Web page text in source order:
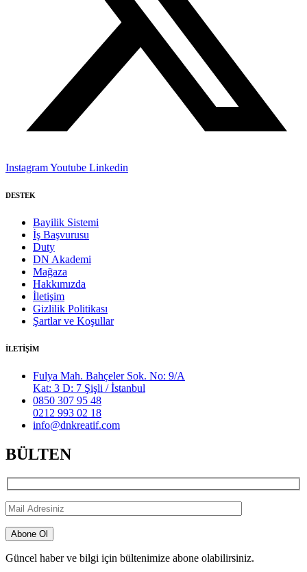
InstagramYoutube Linkedin
DESTEK
Bayilik Sistemi
İş Başvurusu
Duty
DN Akademi
Mağaza
Hakkımızda
İletişim
Gizlilik Politikası
Şartlar ve Koşullar
İLETİŞİM
Fulya Mah. Bahçeler Sok. No: 9/A
Kat: 3 D: 7 Şişli / İstanbul
0850 307 95 48
0212 993 02 18
info@dnkreatif.com
BÜLTEN
Güncel haber ve bilgi için bültenimize abone olabilirsiniz.